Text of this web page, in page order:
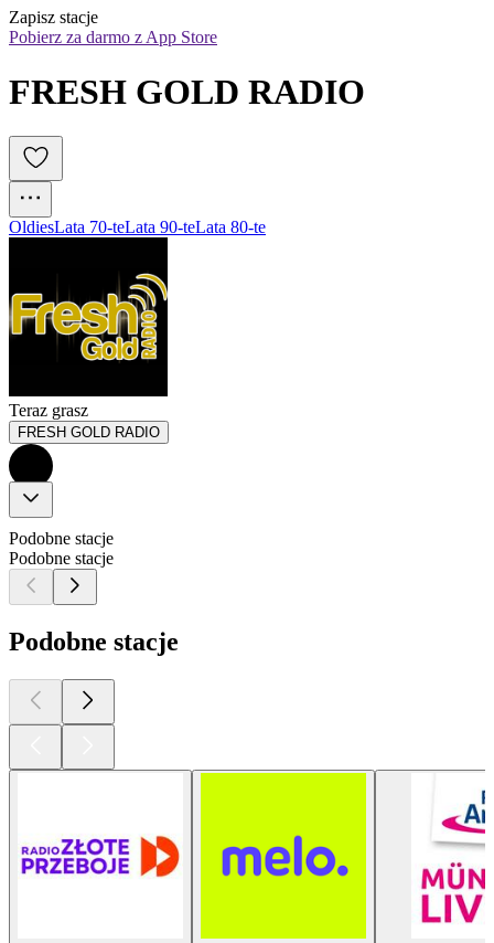
Zapisz stacje
Pobierz za darmo z App Store
FRESH GOLD RADIO
OldiesLata 70-teLata 90-teLata 80-te
Teraz grasz
FRESH GOLD RADIO
Podobne stacje
Podobne stacje
Podobne stacje